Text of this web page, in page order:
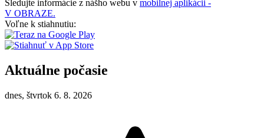
Sledujte informácie z nášho webu v mobilnej aplikácii -
V OBRAZE.
Voľne k stiahnutiu:
Aktuálne počasie
dnes, štvrtok 6. 8. 2026